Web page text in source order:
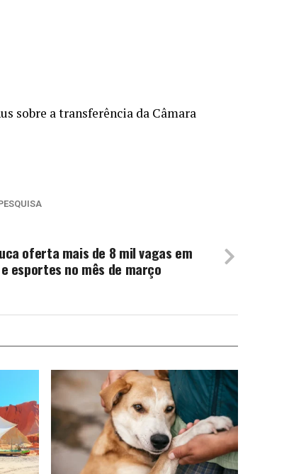
sobre a transferência da Câmara
oferta mais de 8 mil vagas em
esportes no mês de março